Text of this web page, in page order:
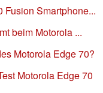
Smartphone...
beim Motorola ...
Motorola Edge 70?
Motorola Edge 70